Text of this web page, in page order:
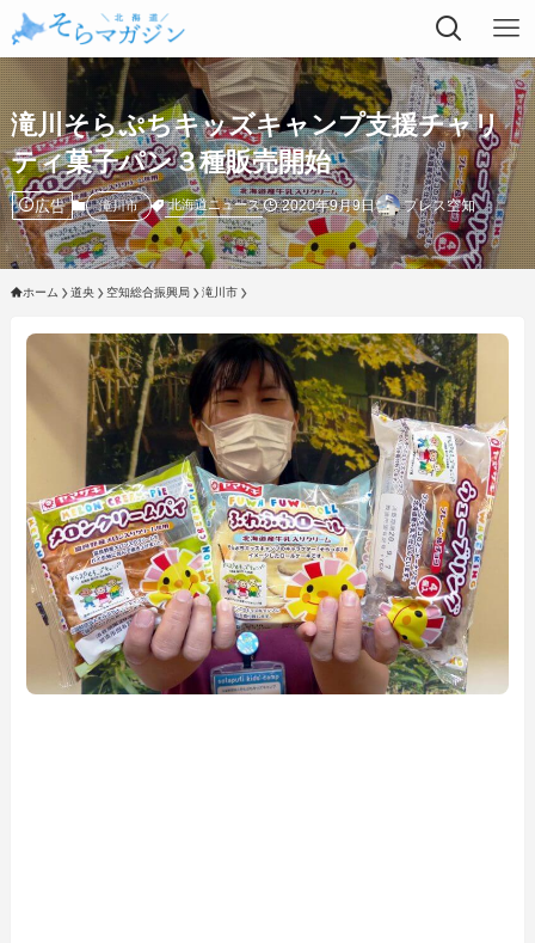
滝川そらぷちキッズキャンプ支援チャリ
ティ菓子パン３種販売開始
広告 滝川市 北海道ニュース 2020年9月9日 プレス空知
ホーム 道央 空知総合振興局 滝川市